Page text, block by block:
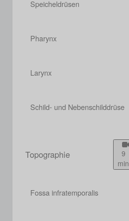
Speicheldrüsen
Pharynx
Larynx
Schild- und Nebenschilddrüse
Topographie
9
min
Fossa infratemporalis